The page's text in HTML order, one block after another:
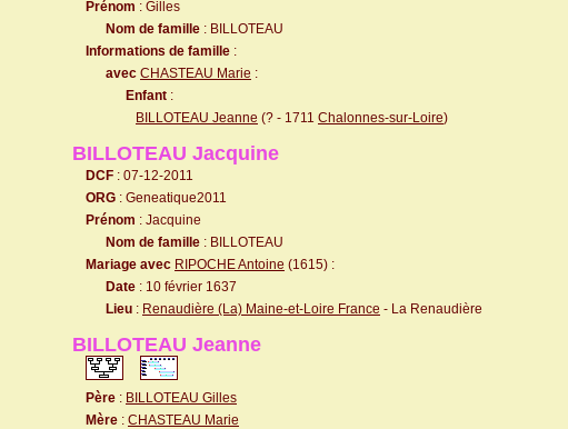
Prénom : Gilles
Nom de famille : BILLOTEAU
Informations de famille :
avec CHASTEAU Marie :
Enfant :
BILLOTEAU Jeanne (? - 1711 Chalonnes-sur-Loire)
BILLOTEAU Jacquine
DCF : 07-12-2011
ORG : Geneatique2011
Prénom : Jacquine
Nom de famille : BILLOTEAU
Mariage avec RIPOCHE Antoine (1615) :
Date : 10 février 1637
Lieu : Renaudière (La) Maine-et-Loire France - La Renaudière
BILLOTEAU Jeanne
Père : BILLOTEAU Gilles
Mère : CHASTEAU Marie